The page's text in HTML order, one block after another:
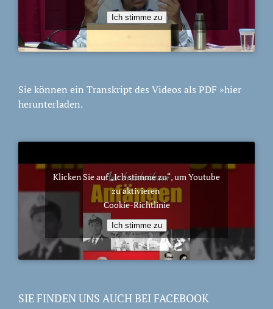
Ich stimme zu
Sie können ein Transkript des Videos als PDF »hier
herunterladen.
Klicken Sie auf „Ich stimme zu“, um Youtube
zu aktivieren
Cookie-Richtlinie
Ich stimme zu
SIE FINDEN UNS AUCH BEI FACEBOOK